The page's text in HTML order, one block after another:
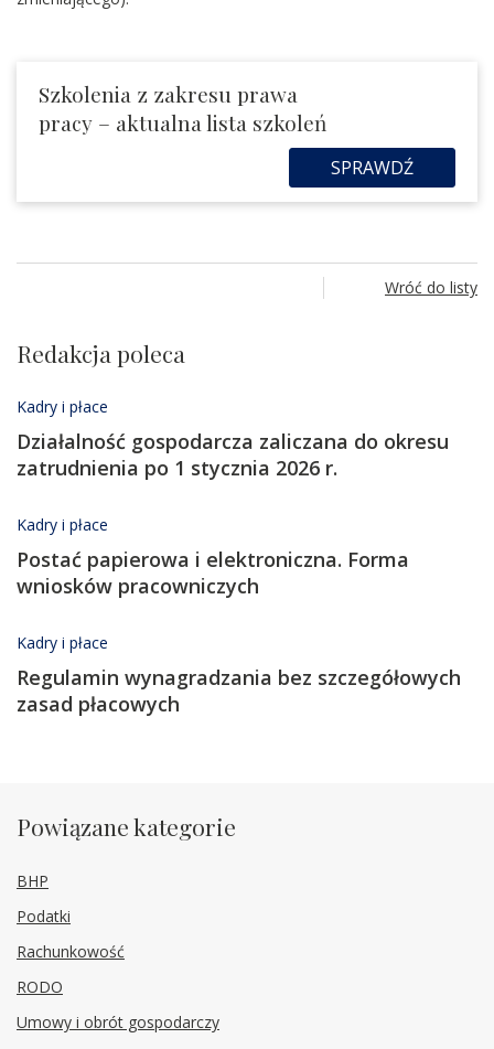
Szkolenia z zakresu prawa
pracy – aktualna lista szkoleń
SPRAWDŹ
Wróć do listy
Redakcja poleca
Kadry i płace
Działalność gospodarcza zaliczana do okresu
zatrudnienia po 1 stycznia 2026 r.
Kadry i płace
Postać papierowa i elektroniczna. Forma
wniosków pracowniczych
Kadry i płace
Regulamin wynagradzania bez szczegółowych
zasad płacowych
Powiązane kategorie
BHP
Podatki
Rachunkowość
RODO
Umowy i obrót gospodarczy